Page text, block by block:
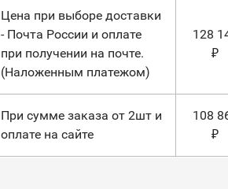
Цена при выборе доставки
- Почта России и оплате
при получении на почте.
(Наложенным платежом)
128
₽
При сумме заказа от 2шт и
оплате на сайте
108
₽